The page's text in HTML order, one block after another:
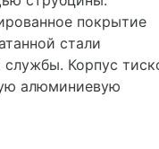
покрытие
стали
Корпус
алюминиевую